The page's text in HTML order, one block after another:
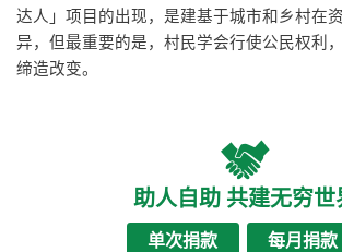
达人」项目的出现，是建基于城市和乡村在
异，但最重要的是，村民学会行使公民权利
缔造改变。
助人自助 共建无穷世
单次捐款 每月捐款